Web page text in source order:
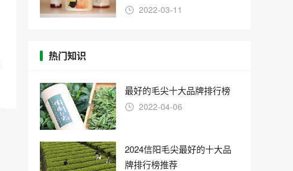
2022-03-11
热门知识
最好的毛尖十大品牌排行榜
2022-04-06
2024信阳毛尖最好的十大品
牌排行榜推荐